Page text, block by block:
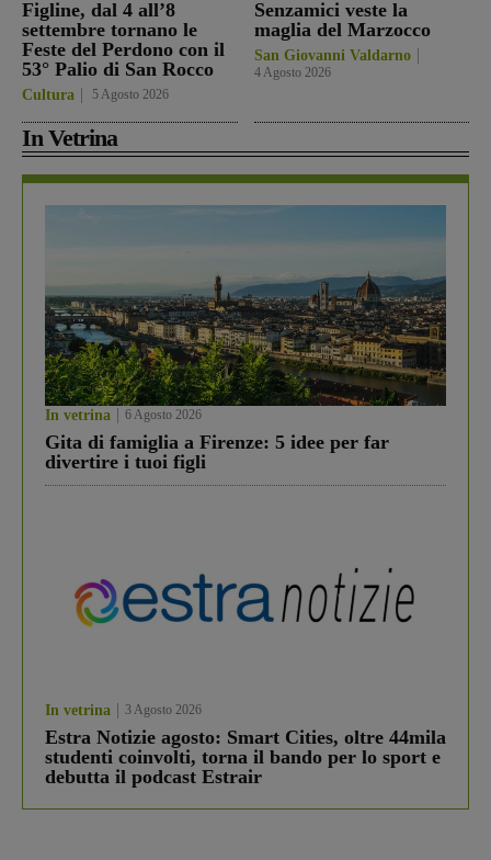
Figline, dal 4 all’8
settembre tornano le
Feste del Perdono con il
53° Palio di San Rocco
Cultura 5 Agosto 2026
Senzamici veste la
maglia del Marzocco
San Giovanni Valdarno
4 Agosto 2026
In Vetrina
In vetrina 6 Agosto 2026
Gita di famiglia a Firenze: 5 idee per far
divertire i tuoi figli
In vetrina 3 Agosto 2026
Estra Notizie agosto: Smart Cities, oltre 44mila
studenti coinvolti, torna il bando per lo sport e
debutta il podcast Estrair